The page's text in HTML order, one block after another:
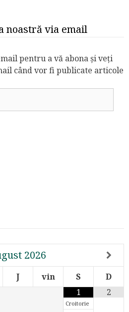
noastră via email
pentru a vă abona și veți
când vor fi publicate articole
2026
J vin S
D
1
Croitorie
2